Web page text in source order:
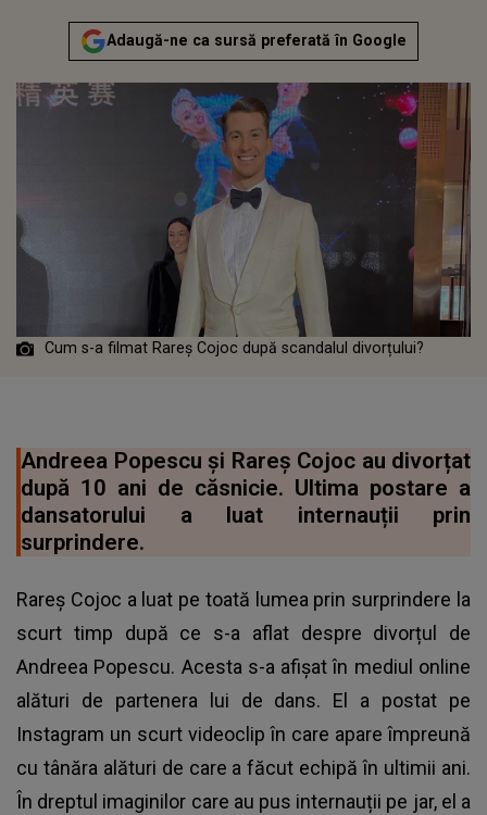
Adaugă-ne ca sursă preferată în Google
Cum s-a filmat Rareș Cojoc după scandalul divorțului?
Andreea Popescu și Rareș Cojoc au divorțat
după 10 ani de căsnicie. Ultima postare a
dansatorului a luat internauții prin
surprindere.
Rareș Cojoc a luat pe toată lumea prin surprindere la
scurt timp după ce s-a aflat despre divorțul de
Andreea Popescu. Acesta s-a afișat în mediul online
alături de partenera lui de dans. El a postat pe
Instagram un scurt videoclip în care apare împreună
cu tânăra alături de care a făcut echipă în ultimii ani.
În dreptul imaginilor care au pus internauții pe jar, el a